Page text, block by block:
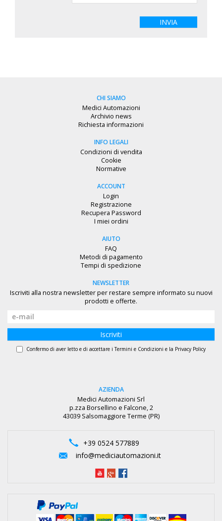
INVIA
CHI SIAMO
Medici Automazioni
Archivio news
Richiesta informazioni
INFO LEGALI
Condizioni di vendita
Cookie
Normative
ACCOUNT
Login
Registrazione
Recupera Password
I miei ordini
AIUTO
FAQ
Metodi di pagamento
Tempi di spedizione
NEWSLETTER
Iscriviti alla nostra newsletter per restare sempre informato su nuovi
prodotti e offerte.
Iscriviti
Confermo di aver letto e di accettare iTermini e Condizioni e la Privacy Policy
AZIENDA
Medici Automazioni Srl
p.zza Borsellino e Falcone, 2
43039 Salsomaggiore Terme (PR)
+39 0524 577889
info@mediciautomazioni.it